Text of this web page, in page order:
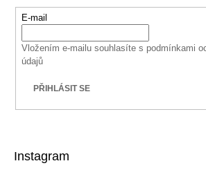
E-mail
Vložením e-mailu souhlasíte s podmínkami
údajů
PŘIHLÁSIT SE
Instagram